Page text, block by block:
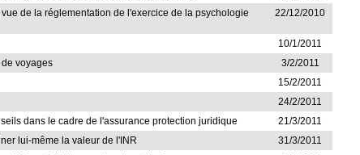
de la réglementation de l'exercice de la psychologie
22/12/2010
10/1/2011
voyages
3/2/2011
15/2/2011
24/2/2011
dans le cadre de l'assurance protection juridique
21/3/2011
lui-même la valeur de l'INR
31/3/2011